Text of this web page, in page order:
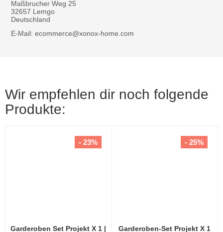
Maßbrucher Weg 25
32657 Lemgo
Deutschland
E-Mail: ecommerce@xonox-home.com
Wir empfehlen dir noch folgende
Produkte:
Garderoben Set Projekt X 1 |
- 23%
Garderoben-Set Projekt X 1
- 25%